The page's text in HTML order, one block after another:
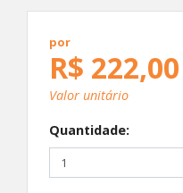
por
R$ 222,00
Valor unitário
Quantidade: